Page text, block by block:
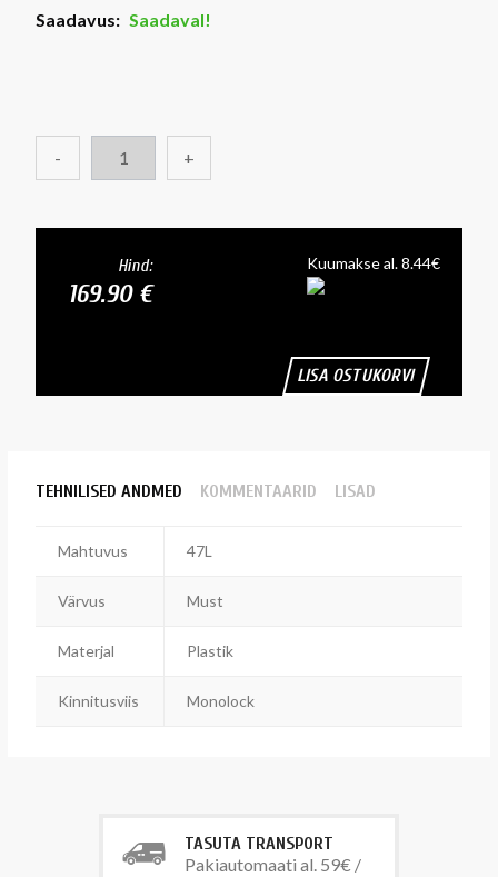
Saadavus: Saadaval!
- +
Hind:
169.90 €
Kuumakse al. 8.44€
LISA OSTUKORVI
TEHNILISED ANDMED KOMMENTAARID LISAD
Mahtuvus 47L
Värvus Must
Materjal Plastik
Kinnitusviis Monolock
TASUTA TRANSPORT
Pakiautomaati al. 59€ /